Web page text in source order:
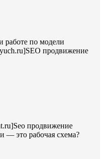
работе по модели
продвижение
продвижение
— это рабочая схема?